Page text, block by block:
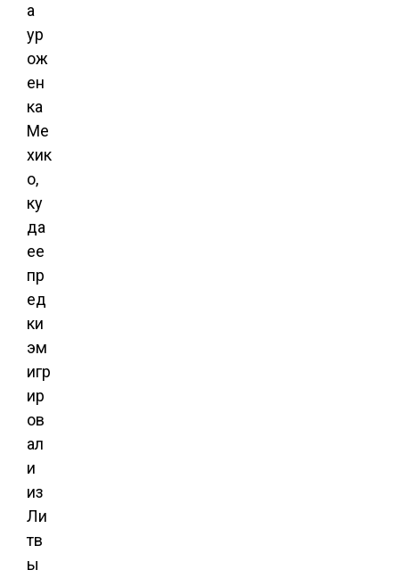
а
ур
ож
ен
ка
Ме
хик
о,
ку
да
ее
пр
ед
ки
эм
игр
ир
ов
ал
и
из
Ли
тв
ы